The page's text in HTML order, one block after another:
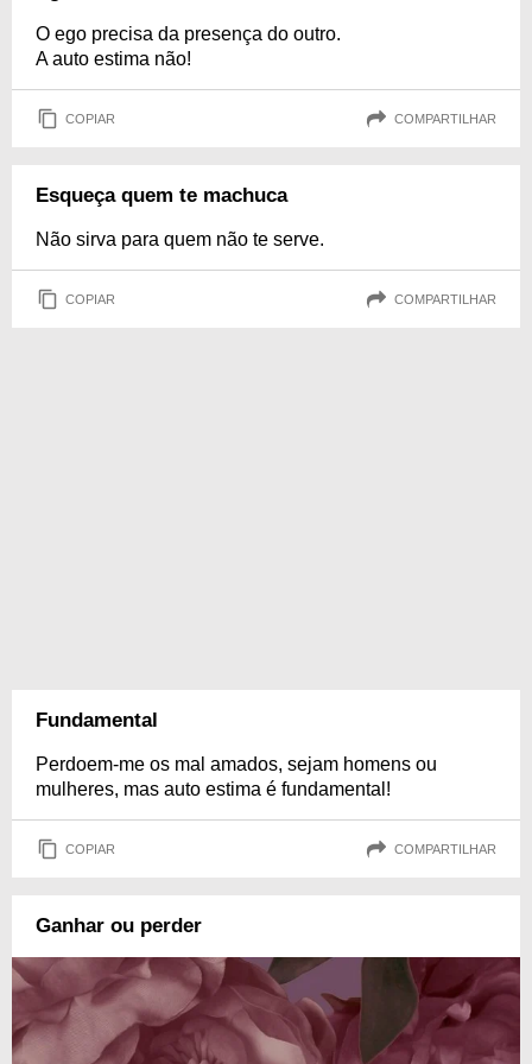
O ego precisa da presença do outro.
A auto estima não!
COPIAR COMPARTILHAR
Esqueça quem te machuca
Não sirva para quem não te serve.
COPIAR COMPARTILHAR
Fundamental
Perdoem-me os mal amados, sejam homens ou
mulheres, mas auto estima é fundamental!
COPIAR COMPARTILHAR
Ganhar ou perder